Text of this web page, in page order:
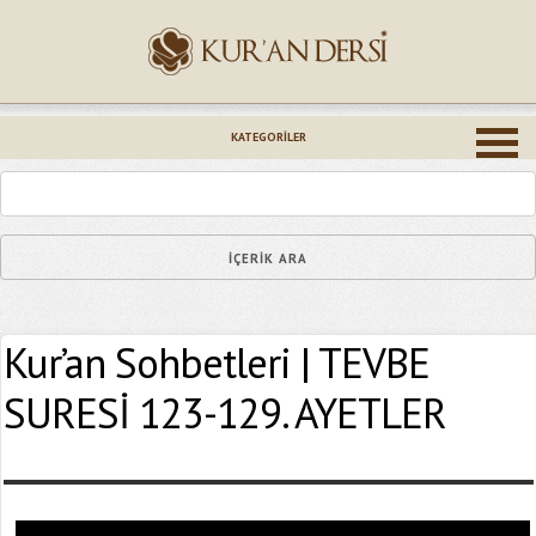
KATEGORILER
Kur’an Sohbetleri | TEVBE
SURESİ 123-129. AYETLER
Epostanız (*)
Yaşadığınız Hatanın Ayrıntıları